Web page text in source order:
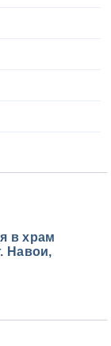
в храм
Навои,